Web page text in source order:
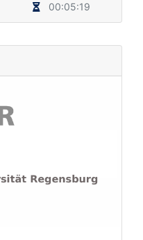
00:05:19